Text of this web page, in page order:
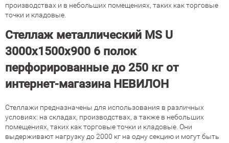
производствах и в небольших помещениях, таких как торговые
точки и кладовые.
Стеллаж металлический MS U
3000х1500х900 6 полок
перфорированные до 250 кг от
интернет-магазина НЕВИЛОН
Стеллажи предназначены для использования в различных
условиях: на складах, производствах, а также в небольших
помещениях, таких как торговые точки и кладовые. Они
выдерживают нагрузку до 2000 кг на одну секцию и могут быть